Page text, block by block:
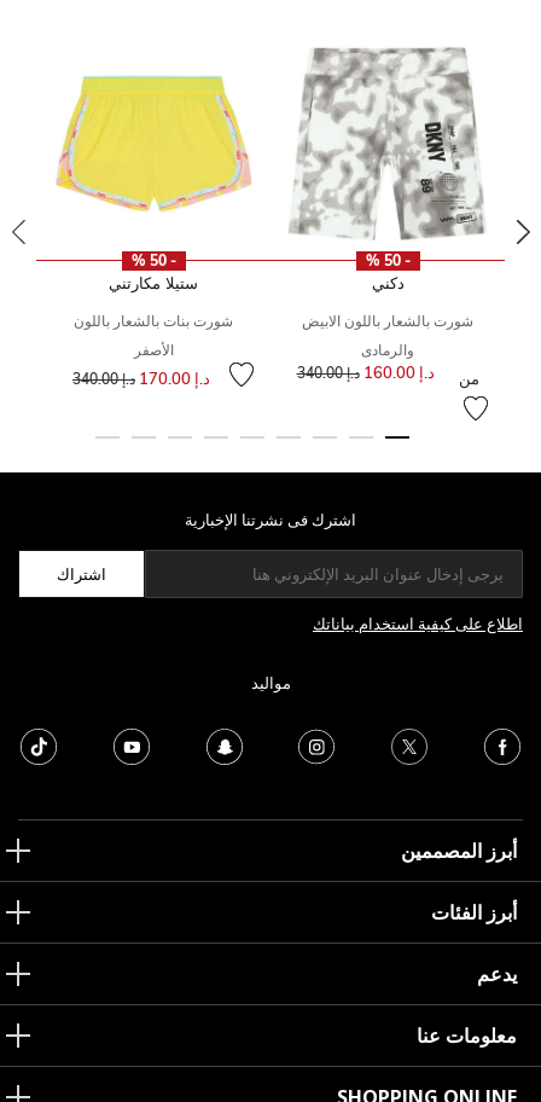
سعر مخفض من سعر مخفض من
إلى
- 50 %
دكني
شورت بالشعار باللون الابيض
والرمادى
من د.إ 160.00 د.إ 340.00
- 50 %
ستيلا مكارتني
شورت بنات بالشعار باللون
الأصفر
د.إ 170.00 د.إ 340.00
اشترك فى نشرتنا الإخبارية
اشتراك
اطلاع على كيفية استخدام بياناتك
مواليد
أبرز المصممين
أبرز الفئات
يدعم
معلومات عنا